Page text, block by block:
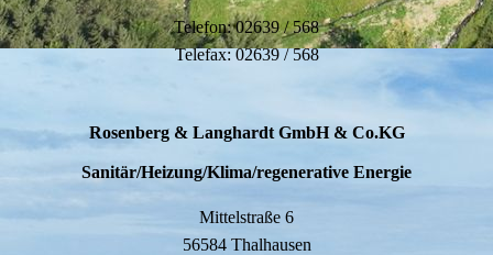
Telefon: 02639 / 568
Telefax: 02639 / 568
Rosenberg & Langhardt GmbH & Co.KG
Sanitär/Heizung/Klima/regenerative Energie
Mittelstraße 6
56584 Thalhausen